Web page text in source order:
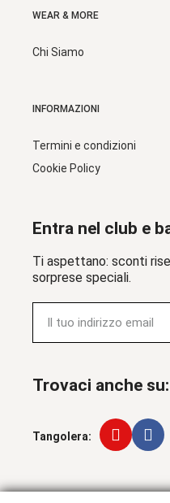
WEAR & MORE
Chi Siamo
INFORMAZIONI
Termini e condizioni
Cookie Policy
Entra nel club e
Ti aspettano: sconti
sorprese speciali.
Trovaci anche su:
Tangolera: